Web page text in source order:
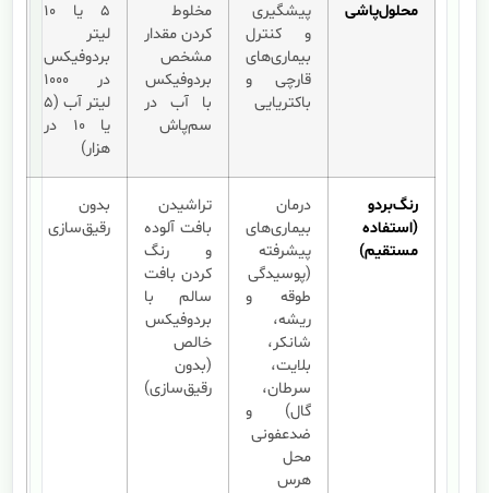
محلول‌پاشی
پیشگیری
و کنترل
بیماری‌های
قارچی و
باکتریایی
مخلوط
کردن مقدار
مشخص
بردوفیکس
با آب در
سم‌پاش
۵ یا ۱۰
لیتر
بردوفیکس
در ۱۰۰۰
لیتر آب (۵
یا ۱۰ در
هزار)
رنگ‌بردو
(استفاده
مستقیم)
درمان
بیماری‌های
پیشرفته
(پوسیدگی
طوقه و
ریشه،
شانکر،
بلایت،
سرطان،
گال) و
ضدعفونی
محل
هرس
تراشیدن
بافت آلوده
و رنگ
کردن بافت
سالم با
بردوفیکس
خالص
(بدون
رقیق‌سازی)
بدون
رقیق‌سازی